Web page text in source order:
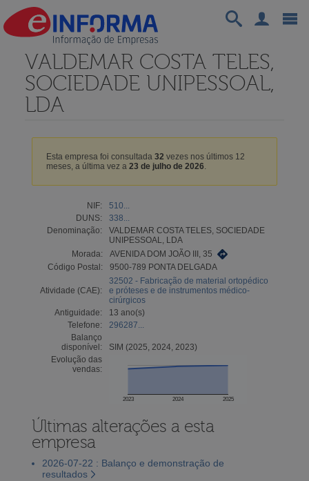
VALDEMAR COSTA TELES,
SOCIEDADE UNIPESSOAL,
LDA
Esta empresa foi consultada 32 vezes nos últimos 12
meses, a última vez a 23 de julho de 2026.
NIF:
510...
DUNS:
338...
Denominação:
VALDEMAR COSTA TELES, SOCIEDADE
UNIPESSOAL, LDA
Morada:
AVENIDA DOM JOÃO III, 35
Código Postal:
9500-789 PONTA DELGADA
Atividade (CAE):
32502 - Fabricação de material ortopédico
e próteses e de instrumentos médico-
cirúrgicos
Antiguidade:
13 ano(s)
Telefone:
296287...
Balanço
disponível:
SIM (2025, 2024, 2023)
Evolução das
vendas:
2023 2024 2025
Últimas alterações a esta
empresa
2026-07-22 : Balanço e demonstração de
resultados